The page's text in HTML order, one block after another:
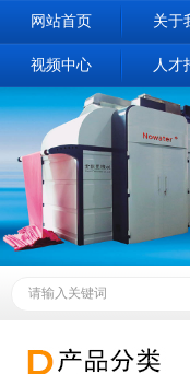
网站首页 关于
视频中心 人才